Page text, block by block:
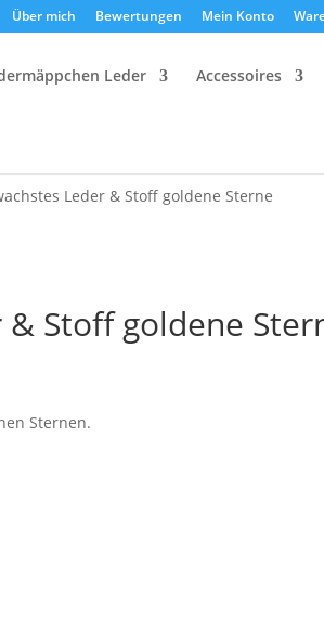
Über mich Bewertungen Mein Konto
Leder Accessoires
Leder & Stoff goldene Sterne
Stoff goldene
Sternen.